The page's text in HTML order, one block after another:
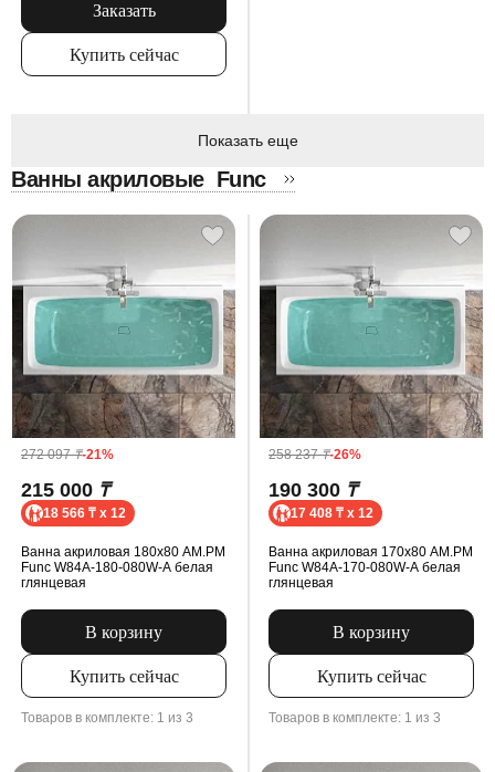
Заказать
Купить сейчас
Показать еще
Ванны акриловые Func
272 097₸-21%
215 000 ₸
18 566 ₸ x 12
Ванна акриловая 180x80 AM.PM
Func W84A-180-080W-A белая
глянцевая
В корзину
Купить сейчас
Товаров в комплекте: 1 из 3
258 237₸-26%
190 300 ₸
17 408 ₸ x 12
Ванна акриловая 170x80 AM.PM
Func W84A-170-080W-A белая
глянцевая
В корзину
Купить сейчас
Товаров в комплекте: 1 из 3